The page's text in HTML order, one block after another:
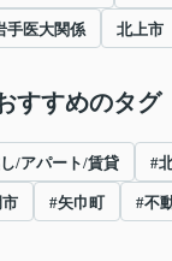
手医大関係 北上市
すすめのタグ
/アパート/賃貸 #
#矢巾町 #不